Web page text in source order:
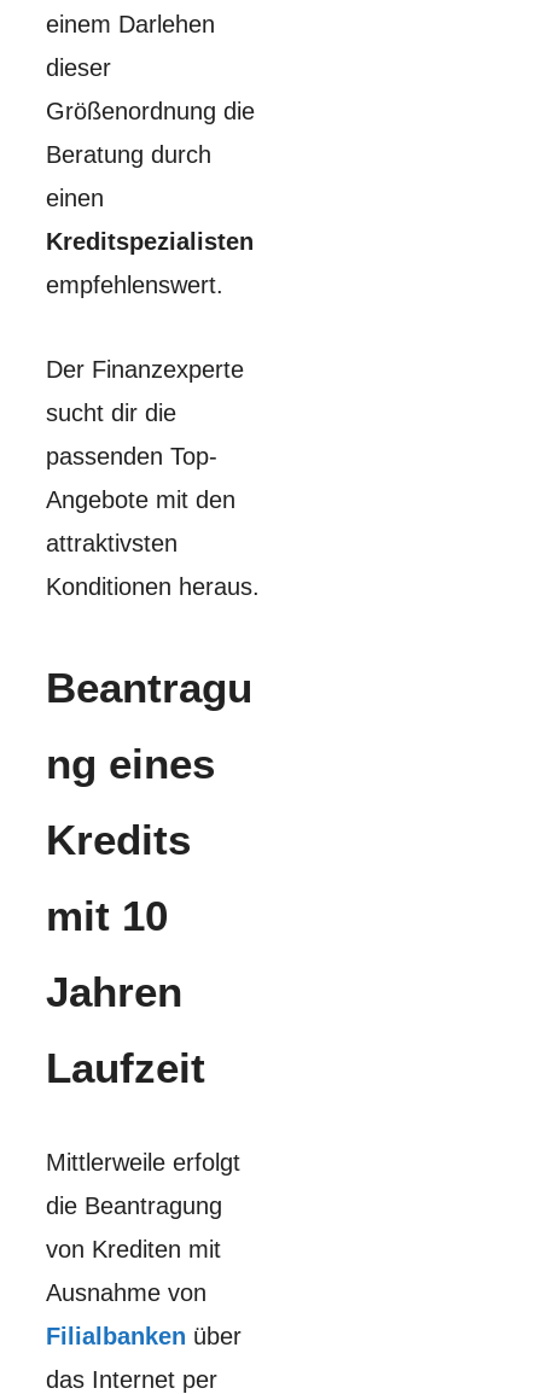
einem Darlehen
dieser
Größenordnung die
Beratung durch
einen
Kreditspezialisten
empfehlenswert.
Der Finanzexperte
sucht dir die
passenden Top-
Angebote mit den
attraktivsten
Konditionen heraus.
Beantragu
ng eines
Kredits
mit 10
Jahren
Laufzeit
Mittlerweile erfolgt
die Beantragung
von Krediten mit
Ausnahme von
Filialbanken über
das Internet per